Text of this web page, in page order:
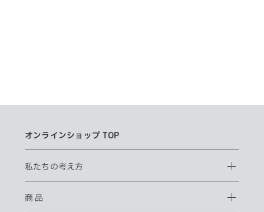
オンラインショップ TOP
私たちの考え方
商 品